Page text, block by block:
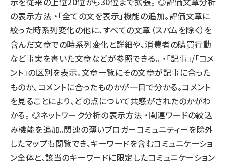
の表示方法 ・「全ての文を表示」機能の追加。評価文章に
絞った時系列変化の他に、すべての文章（スパムを除く）を
含んだ文章での時系列変化と詳細や、消費者の購買行動
など事実を書いた文章などが参照できる。 ・「記事」/「コメ
ント」の区別を表示。文章一覧にその文章が記事に合った
ものか、コメントに合ったものかが一目で分かる。コメント
を見ることにより、どの点について共感がされたのかがわ
かる。 ◎ネットワーク分析の表示方法 ・関連ワードの絞込
み機能を追加。関連の薄いブロガーコミュニティーを除外
したマップも閲覧でき、キーワードを含むコミュニケーショ
ン全体と、該当のキーワードに限定したコミュニケーション